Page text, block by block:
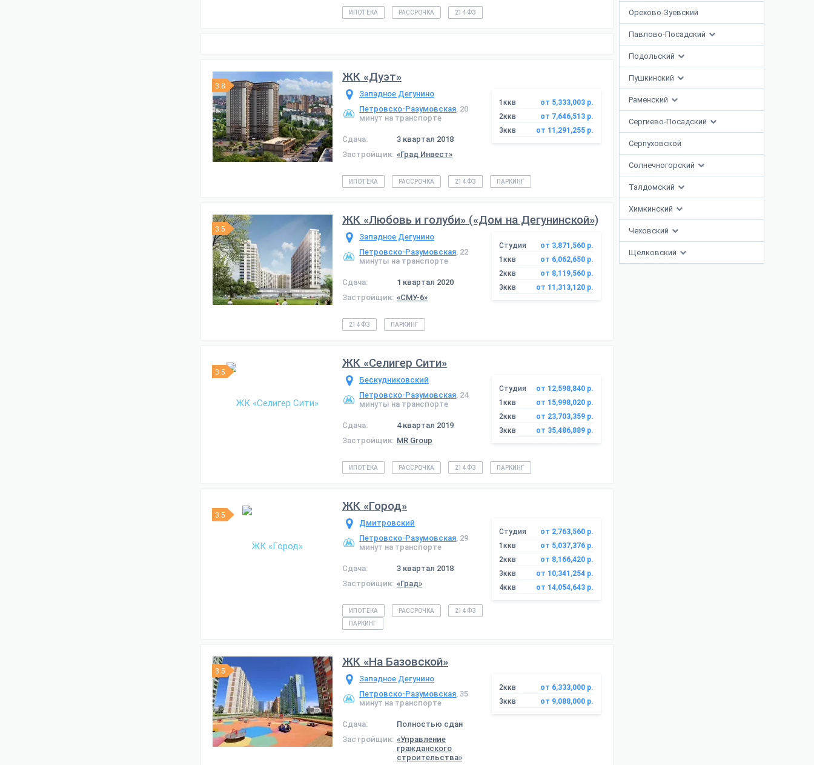
Орехово-Зуевский
Павлово-Посадский
Подольский
Пушкинский
Раменский
Сергиево-Посадский
Серпуховской
Солнечногорский
Талдомский
Химкинский
Чеховский
Щёлковский
ИПОТЕКА РАССРОЧКА 214 ФЗ
3.8
ЖК «Дуэт»
Западное Дегунино
Петровско-Разумовская, 20
минут на транспорте
Сдача:
3 квартал 2018
Застройщик: «Град Инвест»
1ккв
от 5,333,003 р.
2ккв
от 7,646,513 р.
3ккв
от 11,291,255 р.
ИПОТЕКА РАССРОЧКА 214 ФЗ ПАРКИНГ
3.5
ЖК «Любовь и голуби» («Дом на Дегунинской»)
Западное Дегунино
Петровско-Разумовская, 22
минуты на транспорте
Сдача:
1 квартал 2020
Застройщик: «СМУ-6»
Студия
от 3,871,560 р.
1ккв
от 6,062,650 р.
2ккв
от 8,119,560 р.
3ккв
от 11,313,120 р.
214 ФЗ ПАРКИНГ
3.5
ЖК «Селигер Сити»
Бескудниковский
Петровско-Разумовская, 24
минуты на транспорте
Сдача:
4 квартал 2019
Застройщик: MR Group
Студия
от 12,598,840 р.
1ккв
от 15,998,020 р.
2ккв
от 23,703,359 р.
3ккв
от 35,486,889 р.
ИПОТЕКА РАССРОЧКА 214 ФЗ ПАРКИНГ
3.5
ЖК «Город»
Дмитровский
Петровско-Разумовская, 29
минут на транспорте
Сдача:
3 квартал 2018
Застройщик: «Град»
Студия
от 2,763,560 р.
1ккв
от 5,037,376 р.
2ккв
от 8,166,420 р.
3ккв
от 10,341,254 р.
4ккв
от 14,054,643 р.
ИПОТЕКА РАССРОЧКА
214 ФЗ
ПАРКИНГ
3.5
ЖК «На Базовской»
Западное Дегунино
Петровско-Разумовская, 35
минут на транспорте
Сдача:
Полностью сдан
Застройщик: «Управление
гражданского
строительства»
2ккв
от 6,333,000 р.
3ккв
от 9,088,000 р.